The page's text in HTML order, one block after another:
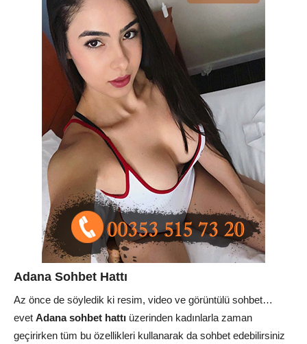
Adana Sohbet Hattı
Az önce de söyledik ki resim, video ve görüntülü sohbet…
evet Adana sohbet hattı üzerinden kadınlarla zaman
geçirirken tüm bu özellikleri kullanarak da sohbet edebilirsiniz